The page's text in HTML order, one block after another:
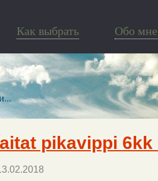
Как выбрать Обо мне
pikavippi